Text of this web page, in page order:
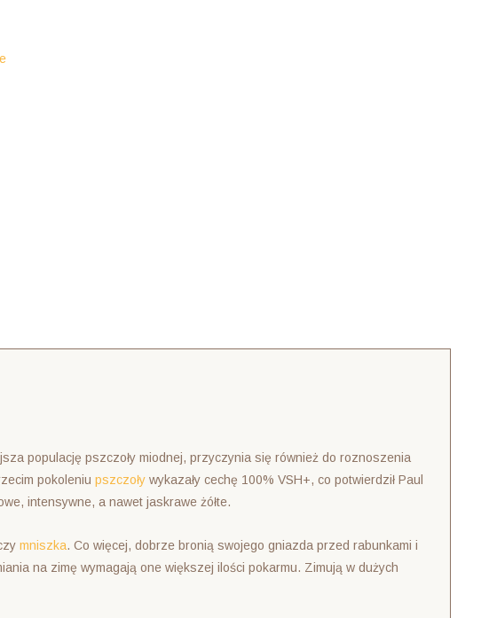
populację pszczoły miodnej, przyczynia się również do roznoszenia
pokoleniu pszczoływykazały cechę 100% VSH+, co potwierdził Paul
intensywne, a nawet jaskrawe żółte.
mniszka. Co więcej, dobrze bronią swojego gniazda przed rabunkami i
na zimę wymagają one większej ilości pokarmu. Zimują w dużych